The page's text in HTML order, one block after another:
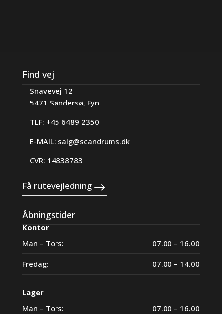
Find vej
Snavevej 12
5471 Søndersø, Fyn
TLF: +45 6489 2350
E-MAIL: salg@scandrums.dk
CVR: 14838783
Få rutevejledning
Åbningstider
Kontor
Man – Tors:
07.00 – 16.00
Fredag: 07.00 – 14.00
Lager
Man – Tors:
07.00 – 16.00